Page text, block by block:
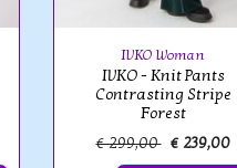
IVKO Woman
IVKO - Knit Pants
Contrasting Stripe
Forest
€ 299,00 € 239,00